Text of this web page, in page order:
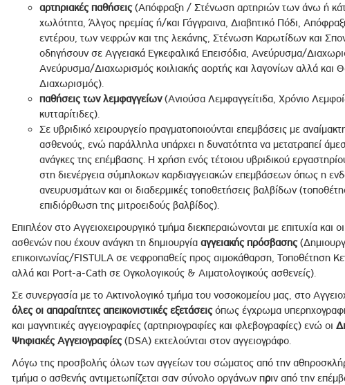
αρτηριακές παθήσεις(Απόφραξη / Στένωση αρτηριών των άνω ή
χωλότητα, Άλγος ηρεμίας ή/και Γάγγραινα, Διαβητικό Πόδι,
εντέρου, των νεφρών και της λεκάνης, Στένωση Καρωτίδων και
οδηγήσουν σε Αγγειακά Εγκεφαλικά Επεισόδια, Ανεύρυσμα/
Ανεύρυσμα/Διαχωρισμός κοιλιακής αορτής και λαγονίων αλλά και
Διαχωρισμός).
παθήσεις των λεμφαγγείων(Ανιούσα Λεμφαγγείτιδα, Χρόνιο
κυτταρίτιδες).
Σε υβριδικό χειρουργείο πραγματοποιούνται επεμβάσεις με
ασθενούς, ενώ παράλληλα υπάρχει η δυνατότητα να μετατραπεί
ανάγκες της επέμβασης. Η χρήση ενός τέτοιου υβριδικού
στη διενέργεια σύμπλοκων καρδιαγγειακών επεμβάσεων όπως η
ανευρυσμάτων και οι διαδερμικές τοποθετήσεις βαλβίδων
επιδιόρθωση της μιτροειδούς βαλβίδος).
Επιπλέον στο Αγγειοχειρουργικό τμήμα διεκπεραιώνονται με επιτυχία και
ασθενών που έχουν ανάγκη τη δημιουργία αγγειακής πρόσβασης
επικοινωνίας/FISTULA σε νεφροπαθείς προς αιμοκάθαρση, Τοποθέτηση
αλλά και Port-a-Cath σε Ογκολογικούς & Αιματολογικούς ασθενείς).
Σε συνεργασία με το Ακτινολογικό τμήμα του νοσοκομείου μας, στο
όλες οι απαραίτητες απεικονιστικές εξετάσειςόπως έγχρωμα
και μαγνητικές αγγειογραφίες (αρτηριογραφίες και φλεβογραφίες) ενώ οι
Ψηφιακές Αγγειογραφίες(DSA) εκτελούνται στον αγγειογράφο.
Λόγω της προσβολής όλων των αγγείων του σώματος από την
τμήμα ο ασθενής αντιμετωπίζεται σαν σύνολο οργάνων πριν από την